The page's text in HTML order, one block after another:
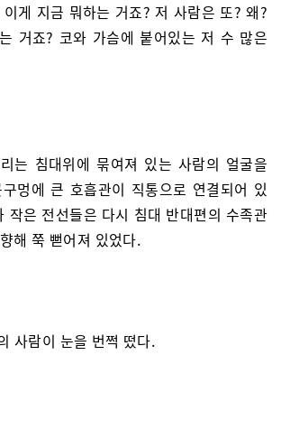
게 지금 뭐하는 거죠? 저 사람은 또? 왜?
거죠? 코와 가슴에 붙어있는 저 수 많은
는 침대위에 묶여져 있는 사람의 얼굴을
멍에 큰 호흡관이 직통으로 연결되어 있
작은 전선들은 다시 침대 반대편의 수족관
해 쭉 뻗어져 있었다.
사람이 눈을 번쩍 떴다.